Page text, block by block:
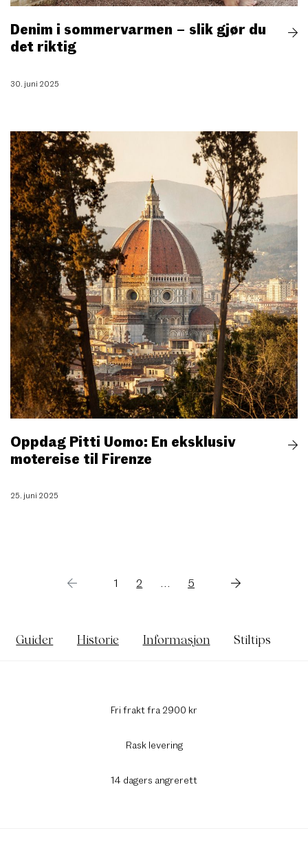
Denim i sommervarmen – slik gjør du
det riktig
30. juni 2025
Oppdag Pitti Uomo: En eksklusiv
motereise til Firenze
25. juni 2025
Previous1 2 … 5 Next
Guider Historie Informasjon Stiltips
Fri frakt fra 2900 kr
Rask levering
14 dagers angrerett